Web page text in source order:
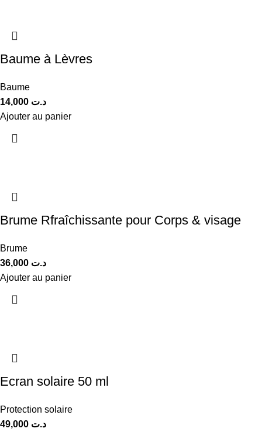
Baume à Lèvres
Baume
د.ت
Ajouter au panier
Brume Rfraîchissante pour Corps & visage
Brume
د.ت
Ajouter au panier
Ecran solaire 50 ml
Protection solaire
د.ت